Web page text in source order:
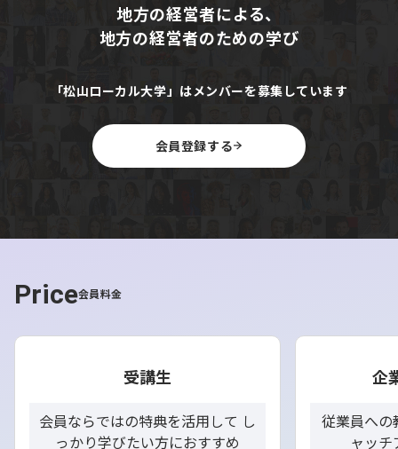
地方の経営者による、
地方の経営者のための学び
「松山ローカル大学」はメンバーを募集しています
会員登録する
Price会員料金
受講生
会員ならではの特典を活用して し
っかり学びたい方におすすめ
企
従業員への
ャッ